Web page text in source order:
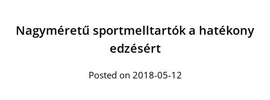
Nagyméretű sportmelltartók a hatékony
edzésért
Posted on 2018-05-12